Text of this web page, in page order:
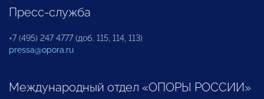
Пресс-служба
+7 (495) 247 4777 (доб. 115, 114, 113)
pressa@opora.ru
Международный отдел «ОПОРЫ РОССИИ»